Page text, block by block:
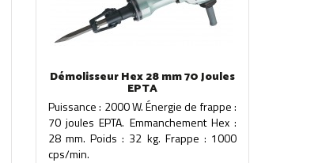
Démolisseur Hex 28 mm 70 Joules
EPTA
Puissance : 2000 W. Énergie de frappe :
70 joules EPTA. Emmanchement Hex :
28 mm. Poids : 32 kg. Frappe : 1000
cps/min.